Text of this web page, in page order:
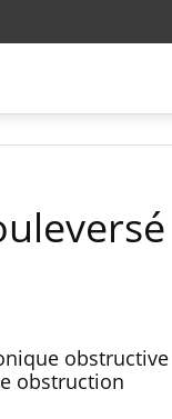
obstructive
obstruction